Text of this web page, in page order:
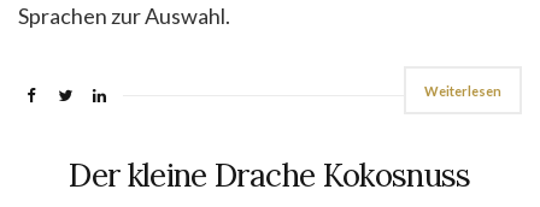
Sprachen zur Auswahl.
Weiterlesen
Der kleine Drache Kokosnuss